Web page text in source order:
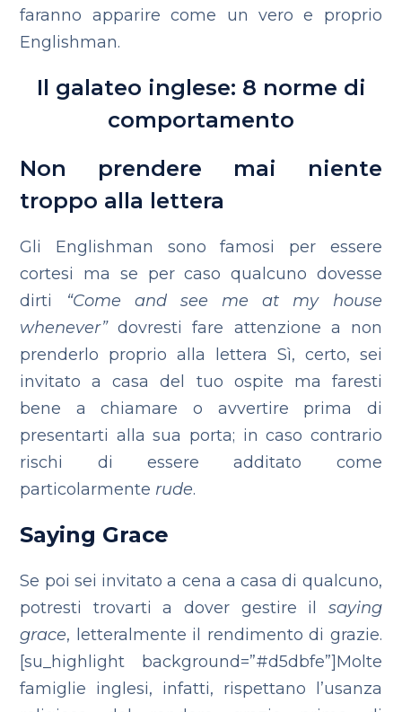
faranno apparire come un vero e proprio
Englishman.
Il galateo inglese: 8 norme di
comportamento
Non prendere mai niente
troppo alla lettera
Gli Englishman sono famosi per essere
cortesi ma se per caso qualcuno dovesse
dirti
“Come and see me at my house
whenever”dovresti fare attenzione a non
prenderlo proprio alla lettera Sì, certo, sei
invitato a casa del tuo ospite ma faresti
bene a chiamare o avvertire prima di
presentarti alla sua porta; in caso contrario
rischi di essere additato come
particolarmente rude.
Saying Grace
Se poi sei invitato a cena a casa di qualcuno,
potresti trovarti a dover gestire il saying
grace, letteralmente il rendimento di grazie.
[su_highlight background=”#d5dbfe”]Molte
famiglie inglesi, infatti, rispettano l’usanza